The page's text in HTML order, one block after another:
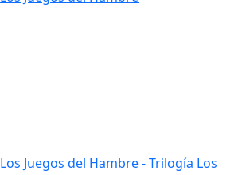
Los Juegos del Hambre - Trilogía Los